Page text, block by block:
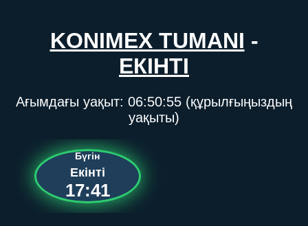
KONIMEX TUMANI -
ЕКІНТІ
Ағымдағы уақыт: 06:50:55 (құрылғыңыздың
уақыты)
Бүгін
Екінті
17:41